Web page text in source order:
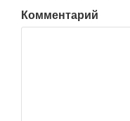
Комментарий